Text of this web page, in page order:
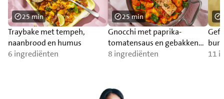
Traybake met tempeh,
naanbrood en humus
6 ingrediënten
25 min
Gnocchi met paprika-
tomatensaus en gebakken
zalm
8 ingrediënten
25 min
11